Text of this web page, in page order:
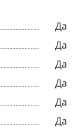
Да
Да
Да
Да
Да
Да